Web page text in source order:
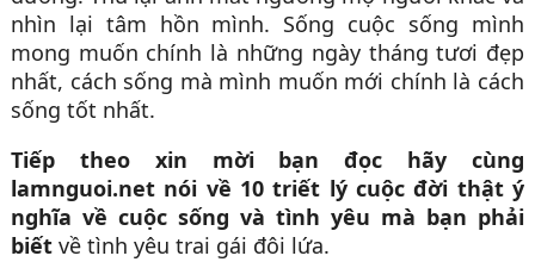
nhìn lại tâm hồn mình. Sống cuộc sống mình
mong muốn chính là những ngày tháng tươi đẹp
nhất, cách sống mà mình muốn mới chính là cách
sống tốt nhất.
Tiếp theo xin mời bạn đọc hãy cùng
lamnguoi.net nói về 10 triết lý cuộc đời thật ý
nghĩa về cuộc sống và tình yêu mà bạn phải
biếtvề tình yêu trai gái đôi lứa.